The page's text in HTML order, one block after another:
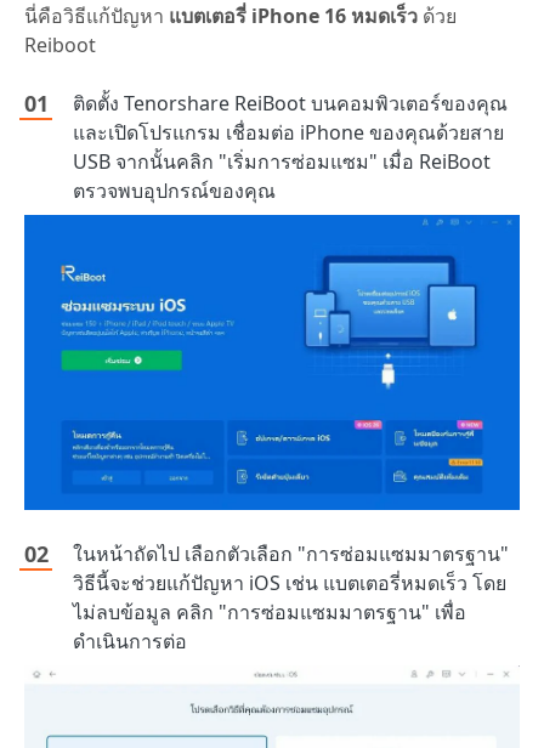
นี่คือวิธีแก้ปัญหา แบตเตอรี่ iPhone 16 หมดเร็ว ด้วย
Reiboot
ติดตั้ง Tenorshare ReiBoot บนคอมพิวเตอร์ของคุณ
และเปิดโปรแกรม เชื่อมต่อ iPhone ของคุณด้วยสาย
USB จากนั้นคลิก "เริ่มการซ่อมแซม" เมื่อ ReiBoot
ตรวจพบอุปกรณ์ของคุณ
ในหน้าถัดไป เลือกตัวเลือก "การซ่อมแซมมาตรฐาน"
วิธีนี้จะช่วยแก้ปัญหา iOS เช่น แบตเตอรี่หมดเร็ว โดย
ไม่ลบข้อมูล คลิก "การซ่อมแซมมาตรฐาน" เพื่อ
ดำเนินการต่อ